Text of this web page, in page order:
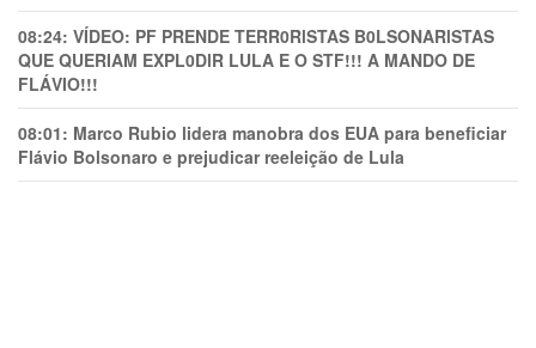
08:24: VÍDEO: PF PRENDE TERR0RlSTAS B0LSONARlSTAS
QUE QUERIAM EXPL0DlR LULA E O STF!!! A MANDO DE
FLÁVIO!!!
08:01: Marco Rubio lidera manobra dos EUA para beneficiar
Flávio Bolsonaro e prejudicar reeleição de Lula